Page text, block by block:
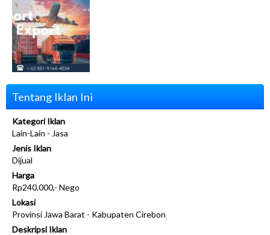
Tentang Iklan Ini
Kategori Iklan
Lain-Lain - Jasa
Jenis Iklan
Dijual
Harga
Rp240.000,- Nego
Lokasi
Provinsi Jawa Barat - Kabupaten Cirebon
Deskripsi Iklan